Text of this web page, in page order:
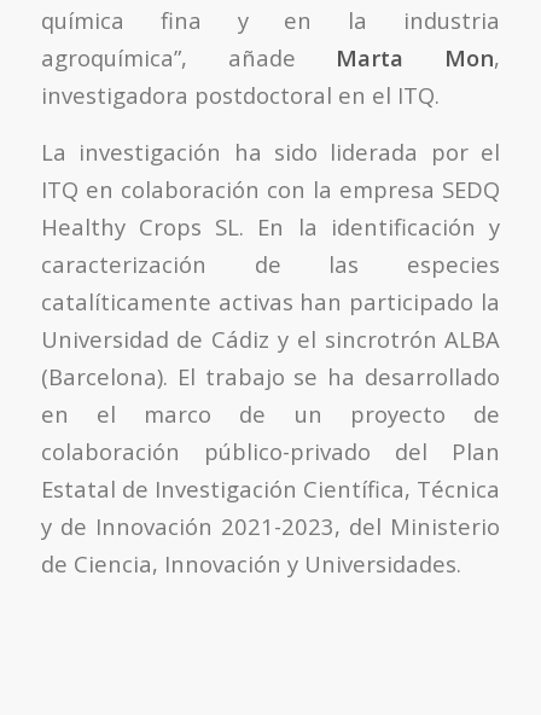
química fina y en la industria
agroquímica”, añade Marta Mon,
investigadora postdoctoral en el ITQ.
La investigación ha sido liderada por el
ITQ en colaboración con la empresa SEDQ
Healthy Crops SL. En la identificación y
caracterización de las especies
catalíticamente activas han participado la
Universidad de Cádiz y el sincrotrón ALBA
(Barcelona). El trabajo se ha desarrollado
en el marco de un proyecto de
colaboración público-privado del Plan
Estatal de Investigación Científica, Técnica
y de Innovación 2021-2023, del Ministerio
de Ciencia, Innovación y Universidades.